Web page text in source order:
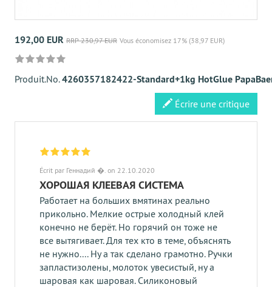
192,00 EUR RRP 230,97 EUR Vous économisez 17% (38,97 EUR)
Produit.No.4260357182422-Standard+1kg HotGlue
Écrire une critique
Écrit par Геннадий �. on 22.10.2020
ХОРОШАЯ КЛЕЕВАЯ СИСТЕМА
Работает на больших вмятинах реально
прикольно. Мелкие острые холодный клей
конечно не берёт. Но горячий он тоже не
все вытягивает. Для тех кто в теме, объяснять
не нужно.... Ну а так сделано грамотно. Ручки
запластизолены, молоток увесистый, ну а
шаровая как шаровая. Силиконовый